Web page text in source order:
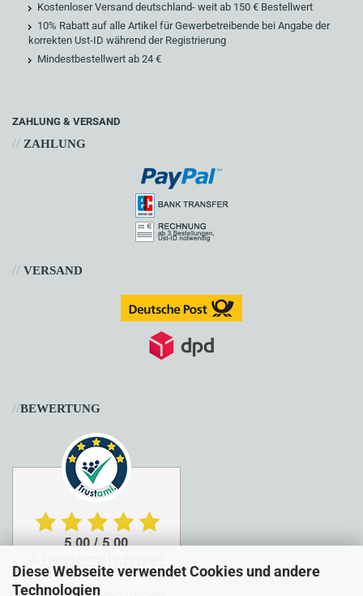
Diese Webseite verwendet Cookies und andere
Technologien
Kostenloser Versand deutschland- weit ab 150 € Bestellwert
10% Rabatt auf alle Artikel für Gewerbetreibende bei Angabe der
korrekten Ust-ID während der Registrierung
Mindestbestellwert ab 24 €
ZAHLUNG & VERSAND
// ZAHLUNG
// VERSAND
//BEWERTUNG